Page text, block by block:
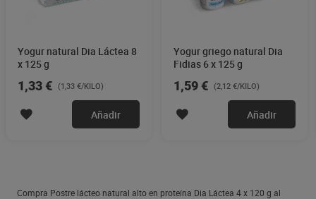
Yogur natural Dia Láctea 8
x 125 g
1,33 € (1,33 €/KILO)
Añadir
Yogur griego natural Dia
Fidias 6 x 125 g
1,59 € (2,12 €/KILO)
Añadir
Compra Postre lácteo natural alto en proteína Dia Láctea 4 x 120 g al